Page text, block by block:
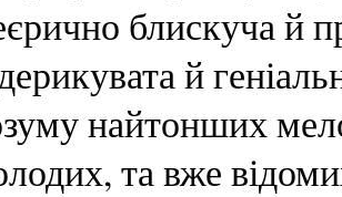
блискуча й
й
найтонших
та вже